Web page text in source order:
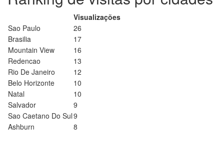
Visualizações
Sao Paulo
26
Brasilia
17
Mountain View
16
Redencao
13
Rio De Janeiro
12
Belo Horizonte
10
Natal
10
Salvador
9
Sao Caetano Do Sul9
Ashburn
8